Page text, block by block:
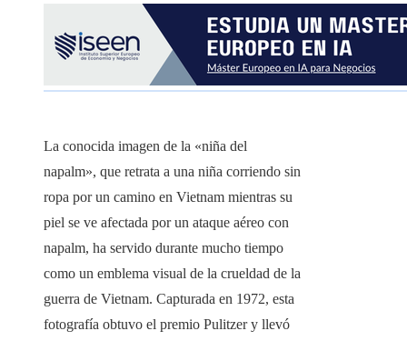
La conocida imagen de la «niña del
napalm», que retrata a una niña corriendo sin
ropa por un camino en Vietnam mientras su
piel se ve afectada por un ataque aéreo con
napalm, ha servido durante mucho tiempo
como un emblema visual de la crueldad de la
guerra de Vietnam. Capturada en 1972, esta
fotografía obtuvo el premio Pulitzer y llevó